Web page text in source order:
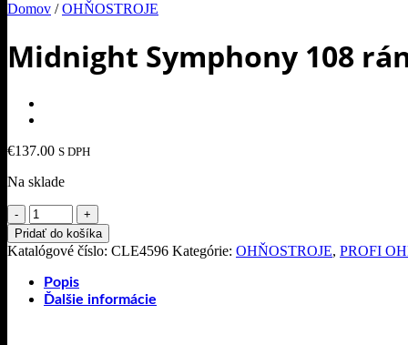
Domov / OHŇOSTROJE
Midnight Symphony 108
€137.00 S DPH
Na sklade
množstvo
Midnight
Symphony
108
rán
25mm
Pridať do košíka
Katalógové číslo: CLE4596 Kategórie: OHŇOSTROJE, PROFI
Popis
Ďalšie informácie